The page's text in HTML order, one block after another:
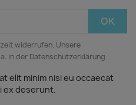
widerrufen. Unsere
in der Datenschutzerklärung.
elit minim nisi eu occaecat
ex deserunt.